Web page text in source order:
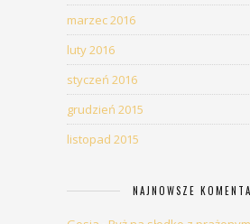
marzec 2016
luty 2016
styczeń 2016
grudzień 2015
listopad 2015
NAJNOWSZE